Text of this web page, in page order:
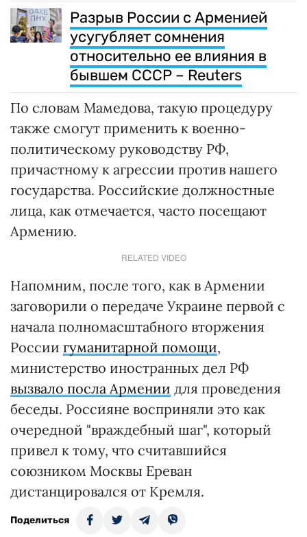
Разрыв России с Арменией
усугубляет сомнения
относительно ее влияния в
бывшем СССР – Reuters
По словам Мамедова, такую процедуру
также смогут применить к военно-
политическому руководству РФ,
причастному к агрессии против нашего
государства. Российские должностные
лица, как отмечается, часто посещают
Армению.
RELATED VIDEO
Напомним, после того, как в Армении
заговорили о передаче Украине первой с
начала полномасштабного вторжения
России гуманитарной помощи,
министерство иностранных дел РФ
вызвало посла Армении для проведения
беседы. Россияне восприняли это как
очередной "враждебный шаг", который
привел к тому, что считавшийся
союзником Москвы Ереван
дистанцировался от Кремля.
Поделиться